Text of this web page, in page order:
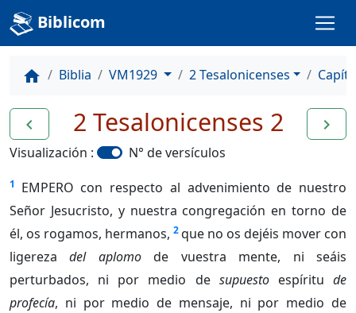
Biblicom
home Biblia VM1929 2 Tesalonicenses
navigate_before navigate_next
2 Tesalonicenses 2
Visualización : N° de versículos
1
EMPERO con respecto al advenimiento de nuestro
Señor Jesucristo, y nuestra congregación en torno de
él, os rogamos, hermanos, 2que no os dejéis mover con
ligerezadel aplomode vuestra mente, ni seáis
perturbados, ni por medio de supuestoespíritude
profecía, ni por medio de mensaje, ni por medio de